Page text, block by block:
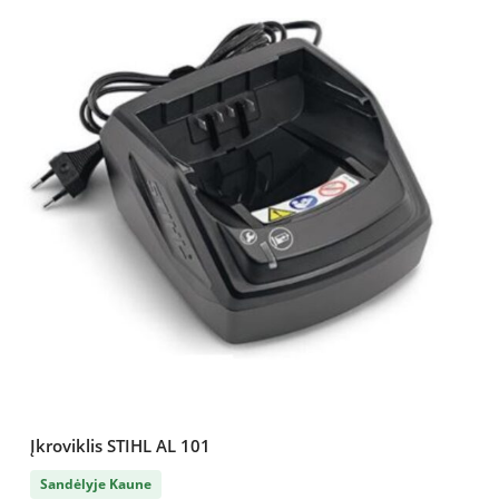
Įkroviklis STIHL AL 101
Sandėlyje Kaune